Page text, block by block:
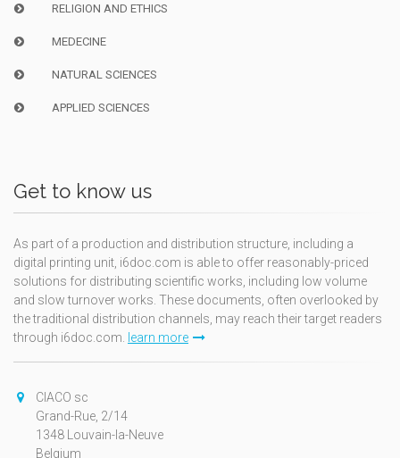
RELIGION AND ETHICS
MEDECINE
NATURAL SCIENCES
APPLIED SCIENCES
Get to know us
As part of a production and distribution structure, including a
digital printing unit, i6doc.com is able to offer reasonably-priced
solutions for distributing scientific works, including low volume
and slow turnover works. These documents, often overlooked by
the traditional distribution channels, may reach their target readers
through i6doc.com. learn more
CIACO sc
Grand-Rue, 2/14
1348 Louvain-la-Neuve
Belgium